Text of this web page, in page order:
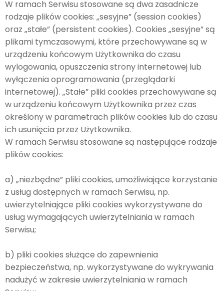
W ramach Serwisu stosowane są dwa zasadnicze
rodzaje plików cookies: „sesyjne” (session cookies)
oraz „stałe” (persistent cookies). Cookies „sesyjne” są
plikami tymczasowymi, które przechowywane są w
urządzeniu końcowym Użytkownika do czasu
wylogowania, opuszczenia strony internetowej lub
wyłączenia oprogramowania (przeglądarki
internetowej). „Stałe” pliki cookies przechowywane są
w urządzeniu końcowym Użytkownika przez czas
określony w parametrach plików cookies lub do czasu
ich usunięcia przez Użytkownika.
W ramach Serwisu stosowane są następujące rodzaje
plików cookies:
a) „niezbędne” pliki cookies, umożliwiające korzystanie
z usług dostępnych w ramach Serwisu, np.
uwierzytelniające pliki cookies wykorzystywane do
usług wymagających uwierzytelniania w ramach
Serwisu;
b) pliki cookies służące do zapewnienia
bezpieczeństwa, np. wykorzystywane do wykrywania
nadużyć w zakresie uwierzytelniania w ramach